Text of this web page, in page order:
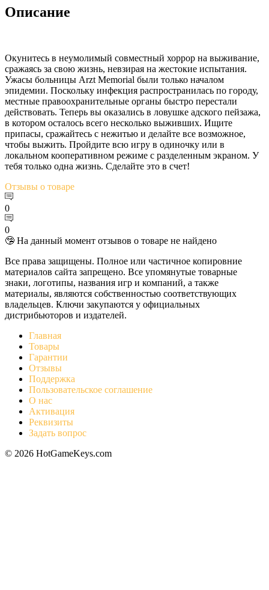
Описание
Окунитесь в неумолимый совместный хоррор на выживание,
сражаясь за свою жизнь, невзирая на жестокие испытания.
Ужасы больницы Arzt Memorial были только началом
эпидемии. Поскольку инфекция распространилась по городу,
местные правоохранительные органы быстро перестали
действовать. Теперь вы оказались в ловушке адского пейзажа,
в котором осталось всего несколько выживших. Ищите
припасы, сражайтесь с нежитью и делайте все возможное,
чтобы выжить. Пройдите всю игру в одиночку или в
локальном кооперативном режиме с разделенным экраном. У
тебя только одна жизнь. Сделайте это в счет!
Отзывы о товаре
0
0
🤥 На данный момент отзывов о товаре не найдено
Все права защищены. Полное или частичное копировние
материалов сайта запрещено. Все упомянутые товарные
знаки, логотипы, названия игр и компаний, а также
материалы, являются собственностью соответствующих
владельцев. Ключи закупаются у официальных
дистрибьюторов и издателей.
Главная
Товары
Гарантии
Отзывы
Поддержка
Пользовательское соглашение
О нас
Активация
Реквизиты
Задать вопрос
© 2026 HotGameKeys.com